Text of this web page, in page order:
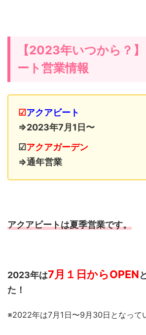
【2023年いつから？
ート営業情報
☑アクアビート
⇒2023年7月1日〜
☑アクアガーデン
⇒通年営業
アクアビートは夏季営業です。
2023年は7月１日からOPEN
た！
※2022年は7月1日〜9月30日となって